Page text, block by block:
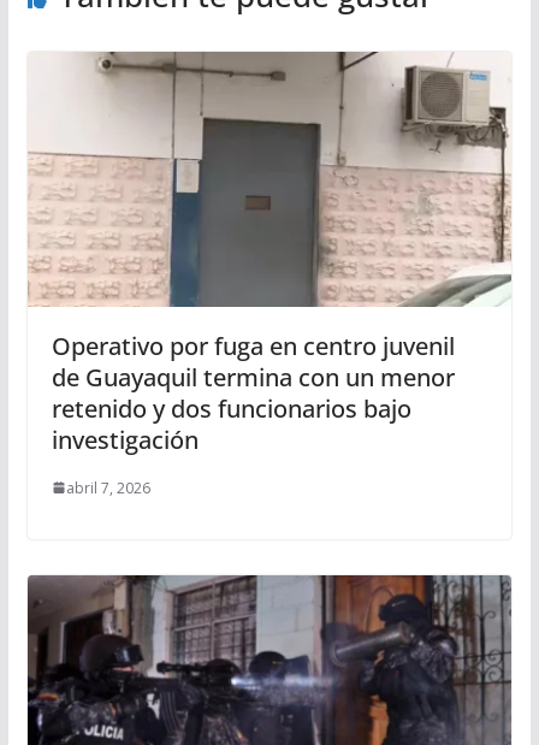
Operativo por fuga en centro juvenil
de Guayaquil termina con un menor
retenido y dos funcionarios bajo
investigación
abril 7, 2026